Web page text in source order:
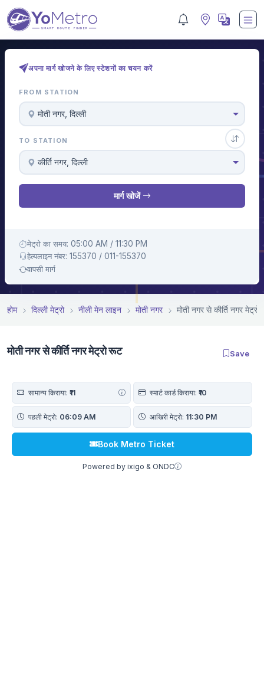
अपना मार्ग खोजने के लिए स्टेशनों का चयन करें
FROM STATION
मोती नगर, दिल्ली
TO STATION
कीर्ति नगर, दिल्ली
मार्ग खोजें
मेट्रो का समय: 05:00 AM / 11:30 PM
हेल्पलाइन नंबर: 155370 / 011-155370
वापसी मार्ग
होम दिल्ली मेट्रो नीली मेन लाइन मोती नगर मोती नगर से कीर्ति नगर
मोती नगर से कीर्ति नगर मेट्रो रूट Save
सामान्य किराया: ₹11 स्मार्ट कार्ड किराया: ₹10
पहली मेट्रो: 06:09 AM आखिरी मेट्रो: 11:30 PM
Book Metro Ticket
Powered by ixigo & ONDC